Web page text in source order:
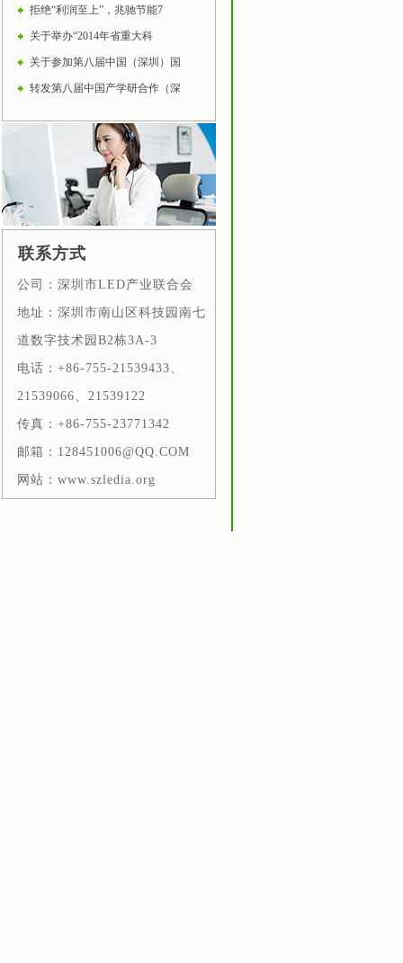
拒绝“利润至上”，兆驰节能7
关于举办“2014年省重大科
关于参加第八届中国（深圳）国
转发第八届中国产学研合作（深
联系方式
公司：深圳市LED产业联合会
地址：深圳市南山区科技园南七
道数字技术园B2栋3A-3
电话：+86-755-21539433、
21539066、21539122
传真：+86-755-23771342
邮箱：128451006@QQ.COM
网站：www.szledia.org